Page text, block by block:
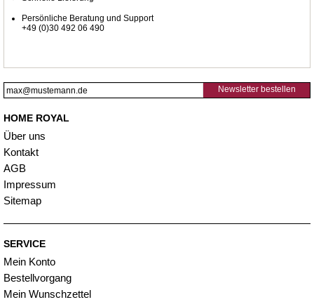
Persönliche Beratung und Support
+49 (0)30 492 06 490
Newsletter bestellen
HOME ROYAL
Über uns
Kontakt
AGB
Impressum
Sitemap
SERVICE
Mein Konto
Bestellvorgang
Mein Wunschzettel